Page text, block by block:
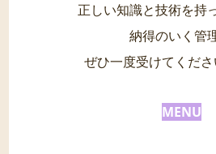
正しい知識と技術を持
納得のいく管
ぜひ一度受けてくださ
MENU